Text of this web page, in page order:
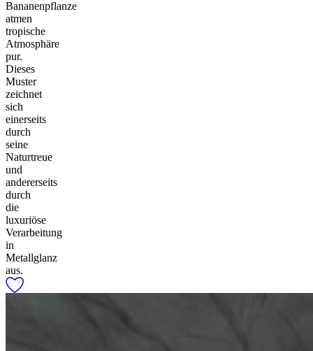
Bananenpflanze
atmen
tropische
Atmosphäre
pur.
Dieses
Muster
zeichnet
sich
einerseits
durch
seine
Naturtreue
und
andererseits
durch
die
luxuriöse
Verarbeitung
in
Metallglanz
aus.